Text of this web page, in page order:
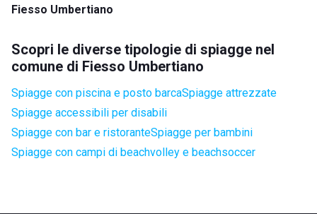
Fiesso Umbertiano
Scopri le diverse tipologie di spiagge nel
comune di Fiesso Umbertiano
Spiagge con piscina e posto barcaSpiagge attrezzate
Spiagge accessibili per disabili
Spiagge con bar e ristoranteSpiagge per bambini
Spiagge con campi di beachvolley e beachsoccer